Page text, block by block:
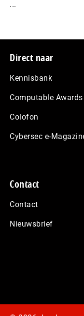
...
Footer
Direct naar
Kennisbank
Computable Awards
Colofon
Cybersec e-
Contact
Contact
Nieuwsbrief